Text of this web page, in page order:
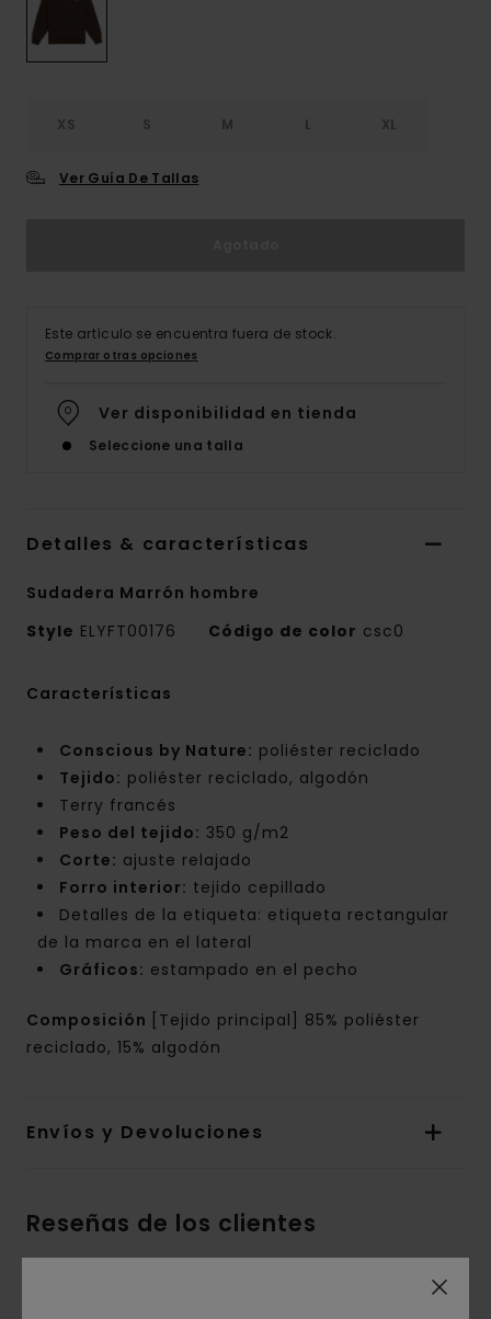
XS S M L XL
Ver Guía De Tallas
Este artículo se encuentra fuera de stock.
Comprar otras opciones
Ver disponibilidad en tienda
Seleccione una talla
Detalles & características
Sudadera Marrón hombre
Style ELYFT00176 Código de color csc0
Características
Conscious by Nature: poliéster reciclado
Tejido: poliéster reciclado, algodón
Terry francés
Peso del tejido: 350 g/m2
Corte: ajuste relajado
Forro interior: tejido cepillado
Detalles de la etiqueta: etiqueta rectangular
de la marca en el lateral
Gráficos: estampado en el pecho
Composición
[Tejido principal] 85% poliéster
reciclado, 15% algodón
Envíos y Devoluciones
Reseñas de los clientes